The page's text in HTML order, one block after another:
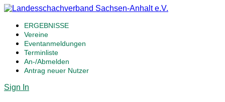
ERGEBNISSE
Vereine
Eventanmeldungen
Terminliste
An-/Abmelden
Antrag neuer Nutzer
Sign In